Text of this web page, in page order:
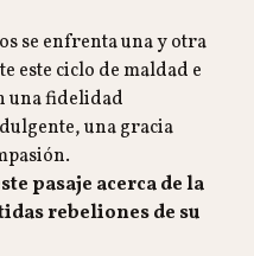
se enfrenta una y otra
este ciclo de maldad e
una fidelidad
una gracia
pasaje acerca de la
rebeliones de su